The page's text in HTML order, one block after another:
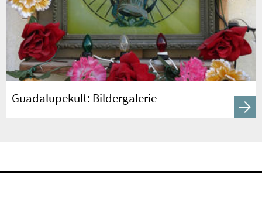
Guadalupekult: Bildergalerie